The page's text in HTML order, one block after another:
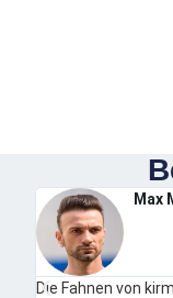
Max
Die Fahnen von